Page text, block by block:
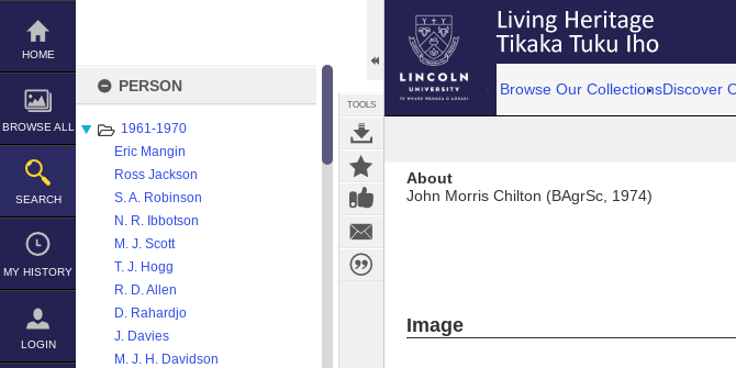
Skip
content
HOME
BROWSE ALL
SEARCH
MY HISTORY
LOGIN
PERSON
1961-1970
Eric Mangin
Ross Jackson
S. A. Robinson
N. R. Ibbotson
M. J. Scott
T. J. Hogg
R. D. Allen
D. Rahardjo
J. Davies
M. J. H. Davidson
TOOLS
Browse Our CollectionsDiscover
About
John Morris Chilton (BAgrSc, 1974)
Image